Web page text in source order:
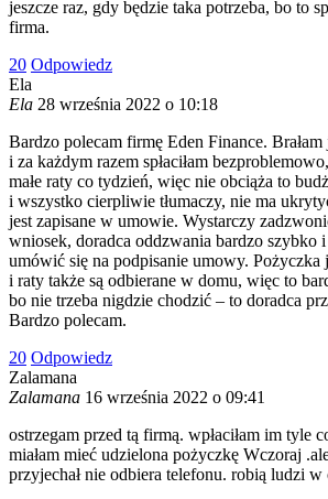
jeszcze raz, gdy będzie taka potrzeba, bo to
firma.
20 Odpowiedz
Ela
Ela 28 września 2022 o 10:18
Bardzo polecam firmę Eden Finance.
i za każdym razem spłaciłam
małe raty co tydzień, więc nie obciąża to
i wszystko cierpliwie tłumaczy, nie ma
jest zapisane w umowie. Wystarczy
wniosek, doradca oddzwania bardzo szybko
umówić się na podpisanie umowy. Pożyczka
i raty także są odbierane w domu, więc to
bo nie trzeba nigdzie chodzić – to doradca
Bardzo polecam.
20 Odpowiedz
Zalamana
Zalamana 16 września 2022 o 09:41
ostrzegam przed tą firmą. wpłaciłam im tyle
miałam mieć udzielona pożyczkę Wczoraj
przyjechał nie odbiera telefonu. robią ludzi w